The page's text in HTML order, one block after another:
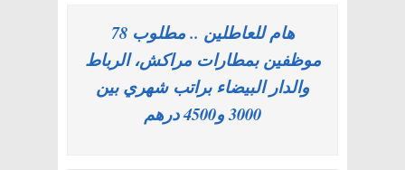
هام للعاطلين .. مطلوب 78
موظفين بمطارات مراكش، الرباط
والدار البيضاء براتب شهري بين
3000 و4500 درهم